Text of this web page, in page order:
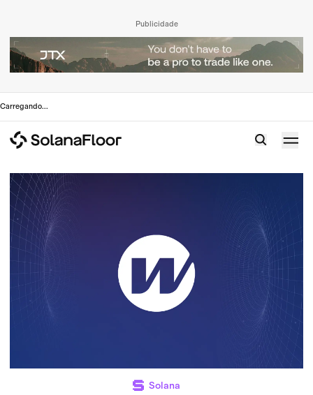
Publicidade
Carregando...
Solana